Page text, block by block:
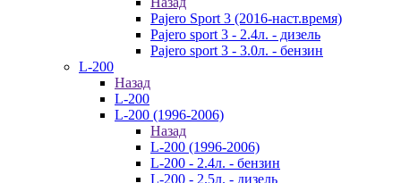
Pajero Sport 3 (2016-наст.время)
Pajero sport 3 - 2.4л. - дизель
Pajero sport 3 - 3.0л. - бензин
L-200
Назад
L-200
L-200 (1996-2006)
Назад
L-200 (1996-2006)
L-200 - 2.4л. - бензин
L-200 - 2.5л. - дизель